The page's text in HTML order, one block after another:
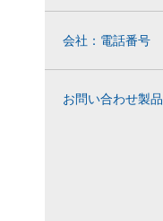
会社：電話番号
お問い合わせ製品